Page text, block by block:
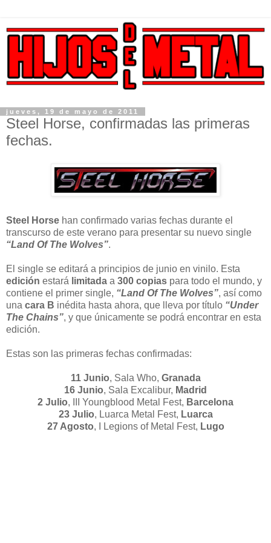
jueves, 19 de mayo de 2011
Steel Horse, confirmadas las primeras
fechas.
Steel Horse han confirmado varias fechas durante el
transcurso de este verano para presentar su nuevo single
“Land Of The Wolves”.
El single se editará a principios de junio en vinilo. Esta
edición estará limitada a 300 copias para todo el mundo, y
contiene el primer single, “Land Of The Wolves”, así como
una cara B inédita hasta ahora, que lleva por título “Under
The Chains”, y que únicamente se podrá encontrar en esta
edición.
Estas son las primeras fechas confirmadas:
11 Junio, Sala Who, Granada
16 Junio, Sala Excalibur, Madrid
2 Julio, III Youngblood Metal Fest, Barcelona
23 Julio, Luarca Metal Fest, Luarca
27 Agosto, I Legions of Metal Fest, Lugo